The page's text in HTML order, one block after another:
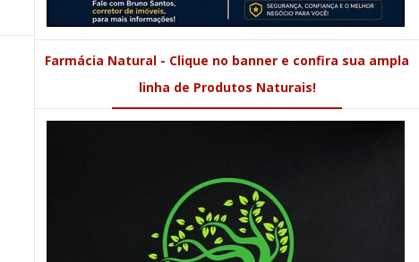
Farmácia Natural - Clique no banner e confira sua ampla
linha de Produtos Naturais!